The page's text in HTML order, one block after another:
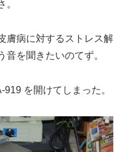
。
膚病に対するストレス解
を聞きたいのてず。
を開けてしまった。